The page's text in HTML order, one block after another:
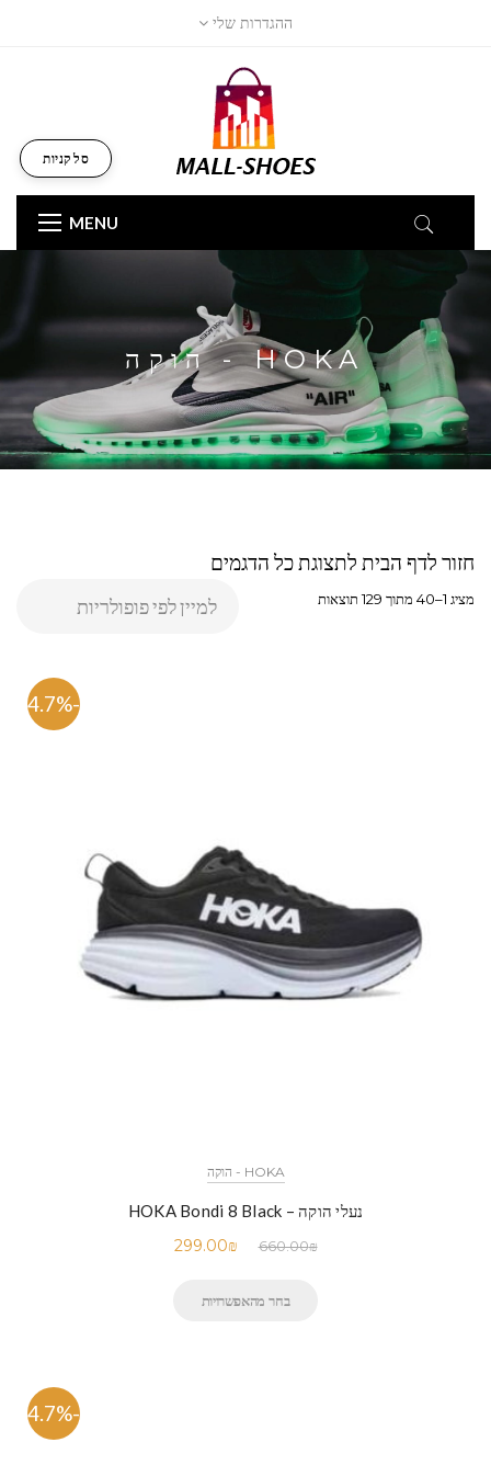
ההגדרות שלי
MENU
סל קניות
HOKA - הוקה
חזור לדף הבית לתצוגת כל הדגמים
מציג 1–40 מתוך 129 תוצאות
-54.7%
HOKA - הוקה
נעלי הוקה – HOKA Bondi 8 Black
660.00₪
299.00₪
בחר מהאפשרויות
-54.7%